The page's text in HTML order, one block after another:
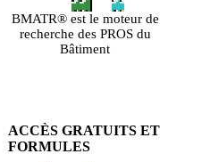
BMATR® est le moteur de
recherche des PROS du
Bâtiment
ACCÈS GRATUITS ET
FORMULES